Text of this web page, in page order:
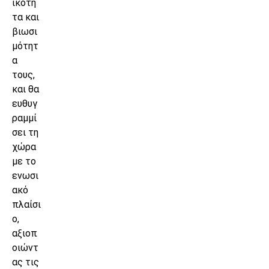
ικότη
τα και
βιωσι
μότητ
α
τους,
και θα
ευθυγ
ραμμί
σει τη
χώρα
με το
ενωσι
ακό
πλαίσι
ο,
αξιοπ
οιώντ
ας τις